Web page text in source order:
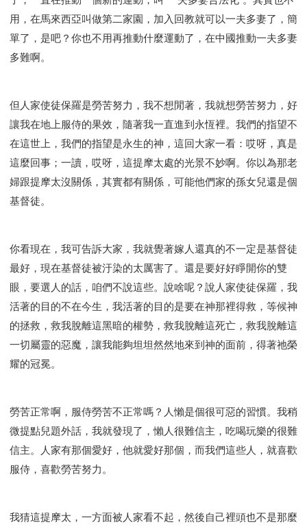
用，在馬來西亞叫做第二家園，加入回教就可以一夫多妻了，簡
單了，是吧？你也不用再推動什麼運動了，在中國推動一夫多妻
多難啊。
但人家使徒保羅是勞苦努力，我不想閒著，我就想勞苦努力，好
讓我在地上服侍的果效，隨著我一直進到永恆裡。我們的指望不
在這世上，我們的指望是永生的神，這回大家一看：哎呀，真是
這麼回事；一讀，哎呀，這提摩太處的光景不妙啊。你以為那老
婦跟提摩太沒關係，其實都有關係，可能他們家的孫女兒還是個
基督徒。
你看現在，我可告訴大家，我就覺著嫁人還真的不一定是基督徒
最好，現在基督徒被汙染的太厲害了。還是要好好睜開你的雙
眼，要選人的話，咱們不說這些。說啥呢？說人家使徒保羅，我
活著的目的不在今生，我活著的目的是要在神那裡得救，等候神
的拯救，救我脫離這黑暗的權勢，救我脫離這死亡，救我脫離這
一切屬靈的惡魔，讓我能夠坦坦然然地來到神的面前，得著祂榮
耀的冠冕。
勞苦正常啊，服侍勞苦不正常嗎？人懶是個很可惡的習慣。我稍
微提點兒題外話，我就發現了，懶人很難信主，吃喝玩樂的很難
信主。人家有那個愛好，他就愛好那個，而我們這些人，就喜歡
服侍，喜歡勞苦努力。
我猜這提摩太，一方面被人家看不起，然後自己裡頭也不是那麼